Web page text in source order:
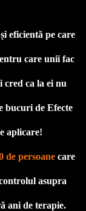
eficientă pe care
care unii fac
cred ca la ei nu
bucuri de Efecte
aplicare!
persoane care
asupra
ani de terapie.